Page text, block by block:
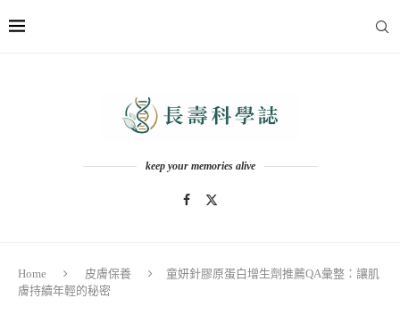
keep your memories alive
Home 皮膚保養
童妍針膠原蛋白增生劑推薦QA彙整：讓肌
膚持續年輕的秘密